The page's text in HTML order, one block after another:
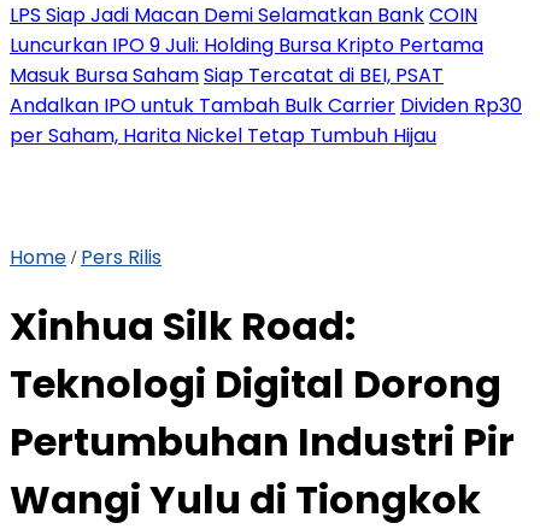
LPS Siap Jadi Macan Demi Selamatkan BankCOIN
Luncurkan IPO 9 Juli: Holding Bursa Kripto Pertama
Masuk Bursa SahamSiap Tercatat di BEI, PSAT
Andalkan IPO untuk Tambah Bulk Carrier Dividen Rp30
per Saham, Harita Nickel Tetap Tumbuh Hijau
Home / Pers Rilis
Xinhua Silk Road:
Teknologi Digital Dorong
Pertumbuhan Industri Pir
Wangi Yulu di Tiongkok